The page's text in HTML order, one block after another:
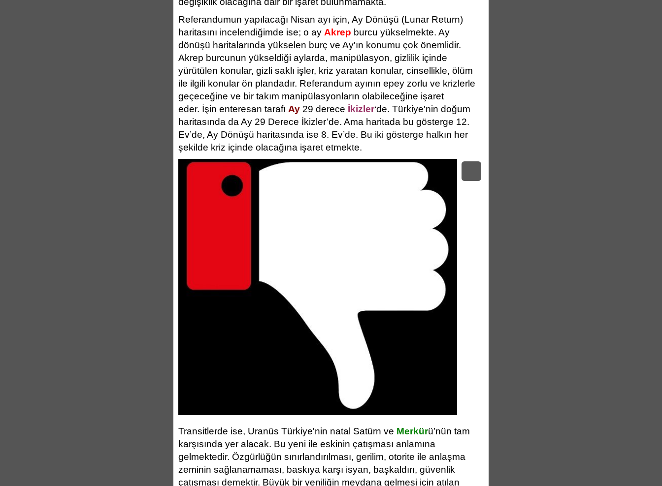
Referandumun yapılacağı Nisan ayı için, Ay Dönüşü (Lunar Return)
haritasını incelendiğimde ise; o ay Akrep burcu yükselmekte. Ay
dönüşü haritalarında yükselen burç ve Ay'ın konumu çok önemlidir.
Akrep burcunun yükseldiği aylarda, manipülasyon, gizlilik içinde
yürütülen konular, gizli saklı işler, kriz yaratan konular, cinsellikle, ölüm
ile ilgili konular ön plandadır. Referandum ayının epey zorlu ve krizlerle
geçeceğine ve bir takım manipülasyonların olabileceğine işaret
eder. İşin enteresan tarafı Ay 29 derece İkizler‘de. Türkiye'nin doğum
haritasında da Ay 29 Derece İkizler’de. Ama haritada bu gösterge 12.
Ev’de, Ay Dönüşü haritasında ise 8. Ev’de. Bu iki gösterge halkın her
şekilde kriz içinde olacağına işaret etmekte.
Transitlerde ise, Uranüs Türkiye'nin natal Satürn ve Merkürü’nün tam
karşısında yer alacak. Bu yeni ile eskinin çatışması anlamına
gelmektedir. Özgürlüğün sınırlandırılması, gerilim, otorite ile anlaşma
zeminin sağlanamaması, baskıya karşı isyan, başkaldırı, güvenlik
çatışması demektir. Büyük bir yeniliğin meydana gelmesi için atılan